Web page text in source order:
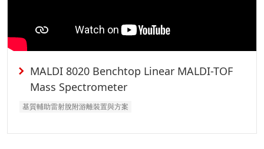
MALDI 8020 Benchtop Linear MALDI-TOF
Mass Spectrometer
基質輔助雷射脫附游離裝置與方案